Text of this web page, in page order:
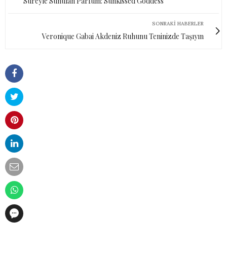
SONRAKI HABERLER
Veronique Gabai Akdeniz Ruhunu Teninizde Taşıyın